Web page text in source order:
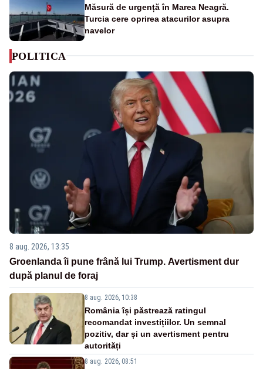
Măsură de urgență în Marea Neagră.
Turcia cere oprirea atacurilor asupra
navelor
POLITICA
8 aug. 2026, 13:35
Groenlanda îi pune frână lui Trump. Avertisment dur
după planul de foraj
8 aug. 2026, 10:38
România își păstrează ratingul
recomandat investițiilor. Un semnal
pozitiv, dar și un avertisment pentru
autorități
8 aug. 2026, 08:51